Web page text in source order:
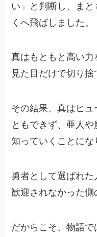
い」と判断し、ま
くへ飛ばしました。
真はもともと高い
見た目だけで切り捨
その結果、真はヒ
ともできず、亜人
知っていくことにな
勇者として選ばれ
歓迎されなかった側
だからこそ、物語で